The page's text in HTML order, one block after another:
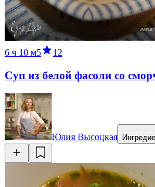
6 ч 10 м5 12
Суп из белой фасоли со
Юлия Высоцкая